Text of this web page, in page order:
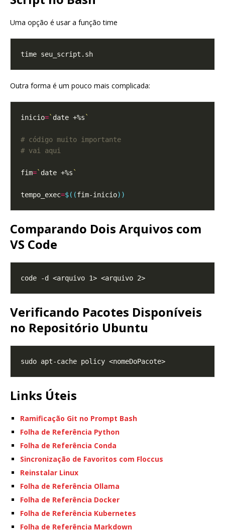
Uma opção é usar a função time
Outra forma é um pouco mais complicada:
inicio=` date +%s `
# código muito importante
# vai aqui
fim=` date +%s `
tempo_exec=$((fim-inicio))
Comparando Dois Arquivos com
VS Code
Verificando Pacotes Disponíveis
no Repositório Ubuntu
Links Úteis
Ramificação Git no Prompt Bash
Folha de Referência Python
Folha de Referência Conda
Sincronização de Favoritos com Floccus
Reinstalar Linux
Folha de Referência Ollama
Folha de Referência Docker
Folha de Referência Kubernetes
Folha de Referência Markdown